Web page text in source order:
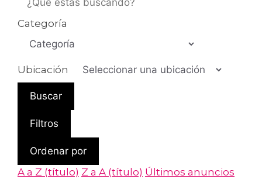
Categoría
Ubicación
Buscar
Filtros
Ordenar por
A a Z (título) Z a A (título) Últimos anuncios